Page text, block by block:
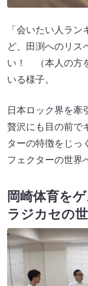
「会いたい人ラ
ど、田渕へのリ
い！ （本人の方
いる様子。
日本ロック界を牽
贅沢にも目の前で
ターの特徴をじっ
フェクターの世界
岡崎体育を
ラジカセの